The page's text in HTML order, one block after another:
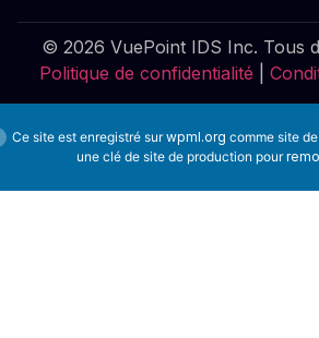
© 2026 VuePoint IDS Inc. Tous
Politique de confidentialité
Ce site est enregistré surwpml.org comme site
une clé de site de production pour